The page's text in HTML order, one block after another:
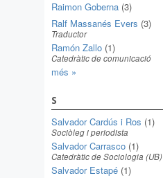
Raimon Goberna (3)
Ralf Massanés Evers (3)
Traductor
Ramón Zallo (1)
Catedràtic de comunicació
més »
S
Salvador Cardús i Ros (1)
Sociòleg i periodista
Salvador Carrasco (1)
Catedràtic de Sociologia (UB)
Salvador Estapé (1)